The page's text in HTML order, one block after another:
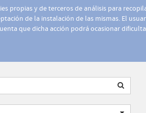
propias y de terceros de análisis para
de la instalación de las mismas. El
que dicha acción podrá ocasionar